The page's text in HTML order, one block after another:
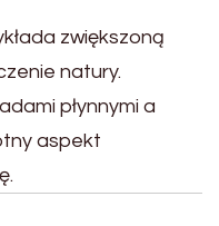
zwiększoną
natury.
płynnymi a
aspekt